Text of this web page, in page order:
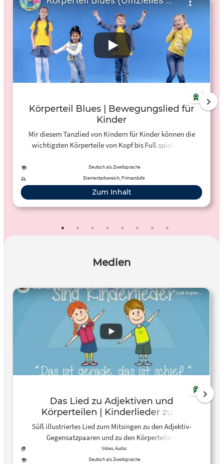
Körperteil Blues | Bewegungslied für
Kinder
Mir diesem Tanzlied von Kindern für Kinder können die
wichtigsten Körperteile von Kopf bis Fuß spielerisch
Text ist angegeben.
Deutsch als Zweitsprache
Elementarbereich, Primarstufe
Zum Inhalt
Medien
Das Lied zu Adjektiven und
Körperteilen | Kinderlieder zum
Mitsingen
Süß illustriertes Lied zum Mitsingen zu den Adjektiv-
Gegensatzpaaren und zu den Körperteilen.
Video, Audio
Deutsch als Zweitsprache